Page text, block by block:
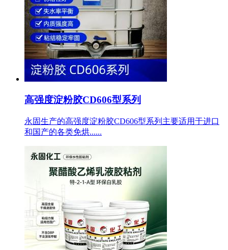
高强度淀粉胶CD606型系列
永固生产的高强度淀粉胶CD606型系列主要适用于进口
和国产的各类免烘......